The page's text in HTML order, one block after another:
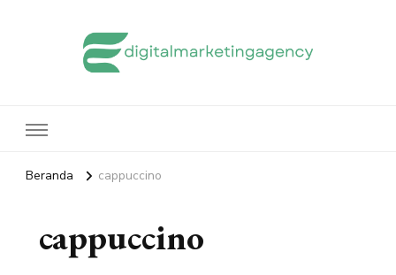
Beranda cappuccino
cappuccino